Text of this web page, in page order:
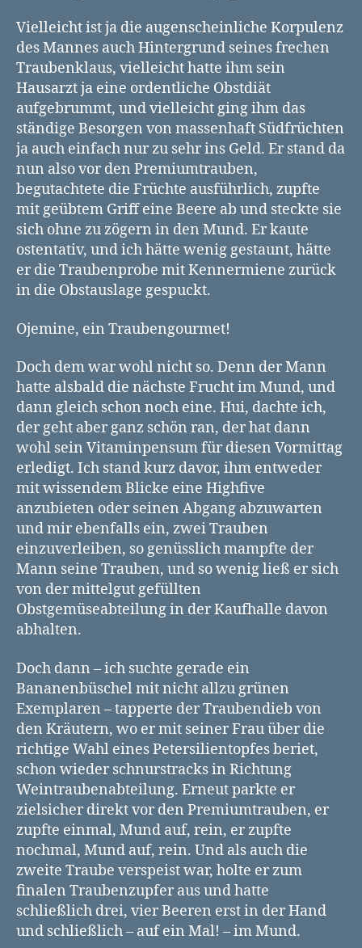
Vielleicht ist ja die augenscheinliche Korpulenz
des Mannes auch Hintergrund seines frechen
Traubenklaus, vielleicht hatte ihm sein
Hausarzt ja eine ordentliche Obstdiät
aufgebrummt, und vielleicht ging ihm das
ständige Besorgen von massenhaft Südfrüchten
ja auch einfach nur zu sehr ins Geld. Er stand da
nun also vor den Premiumtrauben,
begutachtete die Früchte ausführlich, zupfte
mit geübtem Griff eine Beere ab und steckte sie
sich ohne zu zögern in den Mund. Er kaute
ostentativ, und ich hätte wenig gestaunt, hätte
er die Traubenprobe mit Kennermiene zurück
in die Obstauslage gespuckt.
Ojemine, ein Traubengourmet!
Doch dem war wohl nicht so. Denn der Mann
hatte alsbald die nächste Frucht im Mund, und
dann gleich schon noch eine. Hui, dachte ich,
der geht aber ganz schön ran, der hat dann
wohl sein Vitaminpensum für diesen Vormittag
erledigt. Ich stand kurz davor, ihm entweder
mit wissendem Blicke eine Highfive
anzubieten oder seinen Abgang abzuwarten
und mir ebenfalls ein, zwei Trauben
einzuverleiben, so genüsslich mampfte der
Mann seine Trauben, und so wenig ließ er sich
von der mittelgut gefüllten
Obstgemüseabteilung in der Kaufhalle davon
abhalten.
Doch dann – ich suchte gerade ein
Bananenbüschel mit nicht allzu grünen
Exemplaren – tapperte der Traubendieb von
den Kräutern, wo er mit seiner Frau über die
richtige Wahl eines Petersilientopfes beriet,
schon wieder schnurstracks in Richtung
Weintraubenabteilung. Erneut parkte er
zielsicher direkt vor den Premiumtrauben, er
zupfte einmal, Mund auf, rein, er zupfte
nochmal, Mund auf, rein. Und als auch die
zweite Traube verspeist war, holte er zum
finalen Traubenzupfer aus und hatte
schließlich drei, vier Beeren erst in der Hand
und schließlich – auf ein Mal! – im Mund.